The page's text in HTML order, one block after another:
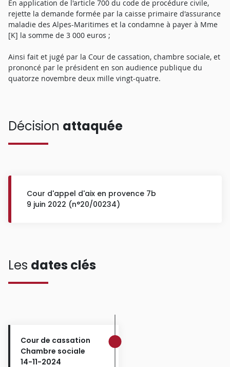
En application de l'article 700 du code de procédure civile,
rejette la demande formée par la caisse primaire d'assurance
maladie des Alpes-Maritimes et la condamne à payer à Mme
[K] la somme de 3 000 euros ;
Ainsi fait et jugé par la Cour de cassation, chambre sociale, et
prononcé par le président en son audience publique du
quatorze novembre deux mille vingt-quatre.
Décision attaquée
Cour d'appel d'aix en provence 7b
9 juin 2022 (n°20/00234)
Les dates clés
Cour de cassation
Chambre sociale
14-11-2024